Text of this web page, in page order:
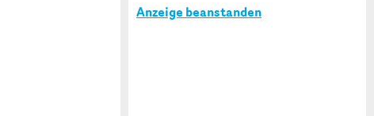
Anzeige beanstanden